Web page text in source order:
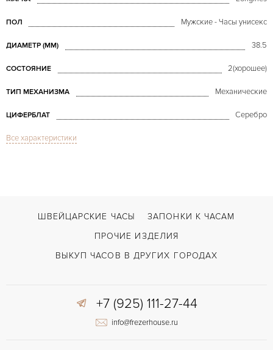
ПОЛ Мужские - Часы унисекс
ДИАМЕТР (MM) 38.5
СОСТОЯНИЕ 2(хорошее)
ТИП МЕХАНИЗМА Механические
ЦИФЕРБЛАТ Серебро
СТЕКЛО
Застежка с помощью шипа
Все характеристики
ШВЕЙЦАРСКИЕ ЧАСЫ
ЗАПОНКИ К ЧАСАМ
ПРОЧИЕ ИЗДЕЛИЯ
ВЫКУП ЧАСОВ В ДРУГИХ ГОРОДАХ
+7 (925) 111-27-44
info@frezerhouse.ru